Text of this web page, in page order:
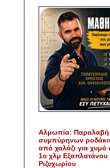
Αλμωπία: Παραλαβή
συμπύρηνων
από χαλάζι για χυμό
1ο χλμ Εξαπλατάνου
Ριζοχωρίου